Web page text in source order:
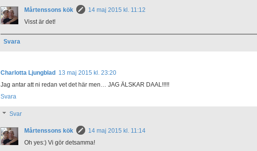
Mårtenssons kök
14 maj 2015 kl. 11:12
Visst är det!
Svara
Charlotta Ljungblad
13 maj 2015 kl. 23:20
Jag antar att ni redan vet det här men… JAG ÄLSKAR DAAL!!!!!
Svara
Svar
Mårtenssons kök
14 maj 2015 kl. 11:14
Oh yes:) Vi gör detsamma!